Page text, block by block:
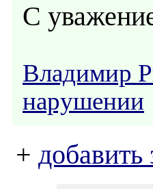
С
Владимир
нарушении
+ добавить